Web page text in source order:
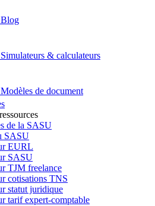
Blog
Simulateurs & calculateurs
Modèles de document
de la SASU
SASU
EURL
SASU
TJM freelance
cotisations TNS
statut juridique
tarif expert-comptable